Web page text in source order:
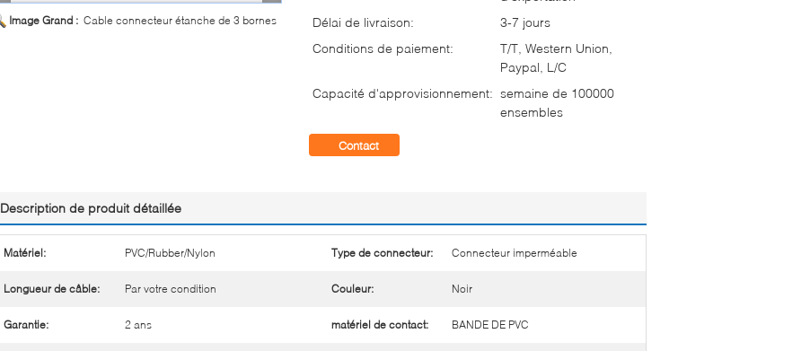
Image Grand : Cable connecteur étanche de 3 bornes
Délai de livraison:
3-7 jours
Conditions de paiement:
T/T, Western Union,
Paypal, L/C
Capacité d'approvisionnement: semaine de 100000
ensembles
Contact
Description de produit détaillée
Matériel: PVC/Rubber/Nylon Type de connecteur: Connecteur imperméable
Longueur de câble: Par votre condition Couleur: Noir
Garantie: 2 ans matériel de contact: BANDE DE PVC